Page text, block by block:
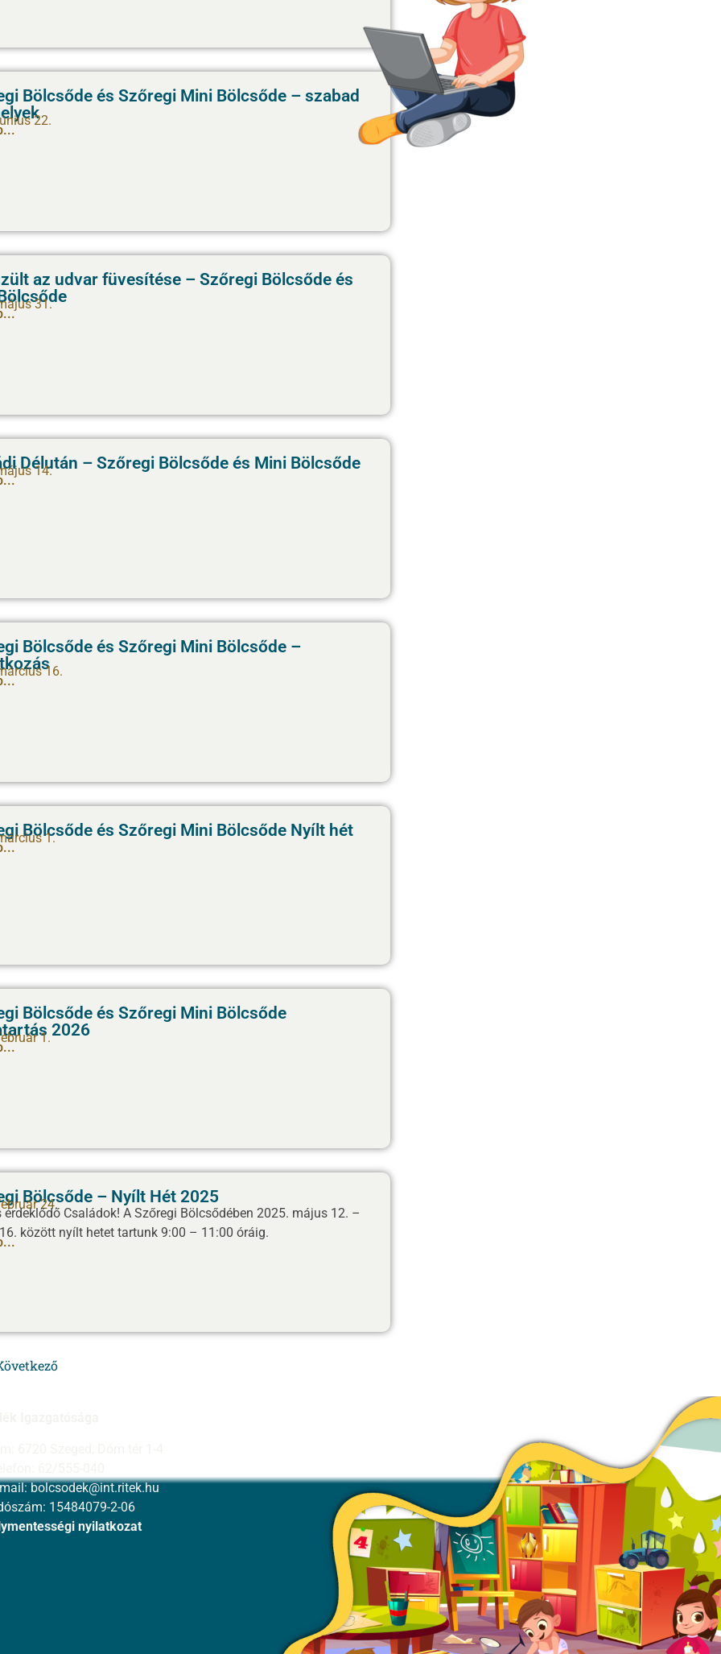
Bölcsőde és Szőregi Mini Bölcsőde – szabad
22.
az udvar füvesítése – Szőregi Bölcsőde és
31.
Délután – Szőregi Bölcsőde és Mini Bölcsőde
14.
Bölcsőde és Szőregi Mini Bölcsőde –
16.
Bölcsőde és Szőregi Mini Bölcsőde Nyílt hét
1.
Bölcsőde és Szőregi Mini Bölcsőde
2026
1.
Bölcsőde – Nyílt Hét 2025
24.
érdeklődő Családok! A Szőregi Bölcsődében 2025. május 12. –
között nyílt hetet tartunk 9:00 – 11:00 óráig.
bolcsodek@int.ritek.hu
15484079-2-06
nyilatkozat